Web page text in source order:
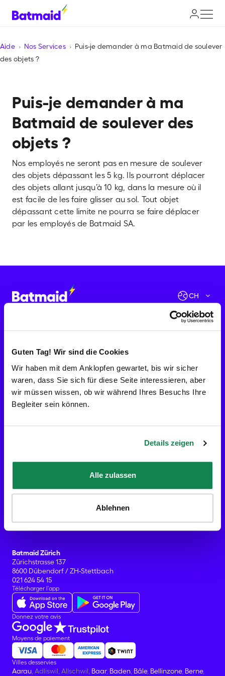
Guten Tag! Wir sind die Cookies
Wir haben mit dem Anklopfen gewartet, bis wir sicher
waren, dass Sie sich für diese Seite interessieren, aber
wir müssen wissen, ob wir während Ihres Besuchs Ihre
Begleiter sein können.
Details zeigen
Alle zulassen
Ablehnen
Aide Nos Services
Puis-je demander à ma Batmaid de soulever
des objets ?
Puis-je demander à ma
Batmaid de soulever des
objets ?
Nos employés ne seront pas en mesure de soulever
des objets dépassant les 5 kg. Ils pourront déplacer
des objets allant jusqu’à 10 kg, dans la mesure où il
est facile de les faire glisser au sol. Tout objet
dépassant cette limite ne pourra se faire déplacer
par les employés de Batmaid SA.
CH
Devenir Batmaid
Carrières
Blog
Contact presse
Contact
Ce qui est inclus dans votre ménage
Batmaid Lausanne (HQ)
Batmaid Zürich
Zürichstrasse 137
8600 Dübendorf / ZH-Stettbach
021 624 54 15
Télécharger l'app
Donnez votre avis
Moyens de paiement
Villes desservies
Aarau , Adliswil, Allschwil, Baar, Baden Bâle, Bellinzone, Berne,